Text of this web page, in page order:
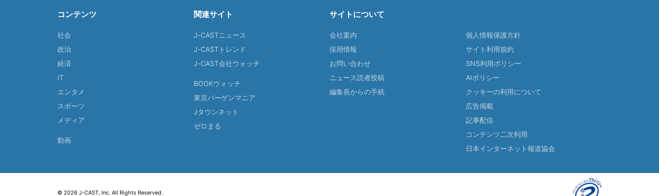
コンテンツ
社会
政治
経済
IT
エンタメ
スポーツ
メディア
動画
関連サイト
J-CASTニュース
J-CASTトレンド
J-CAST会社ウォッチ
BOOKウォッチ
東京バーゲンマニア
Jタウンネット
ゼロまる
サイトについて
会社案内
採用情報
お問い合わせ
ニュース読者投稿
編集長からの手紙
個人情報保護方針
サイト利用規約
SNS利用ポリシー
AIポリシー
クッキーの利用について
広告掲載
記事配信
コンテンツ二次利用
日本インターネット報道協会
© 2026 J-CAST, Inc. All Rights Reserved.